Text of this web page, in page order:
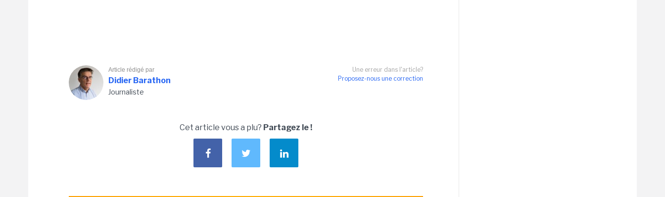
Une erreur dans l'article?
Proposez-nous une correction
Article rédigé par
Didier Barathon
Journaliste
Cet article vous a plu? Partagez le !